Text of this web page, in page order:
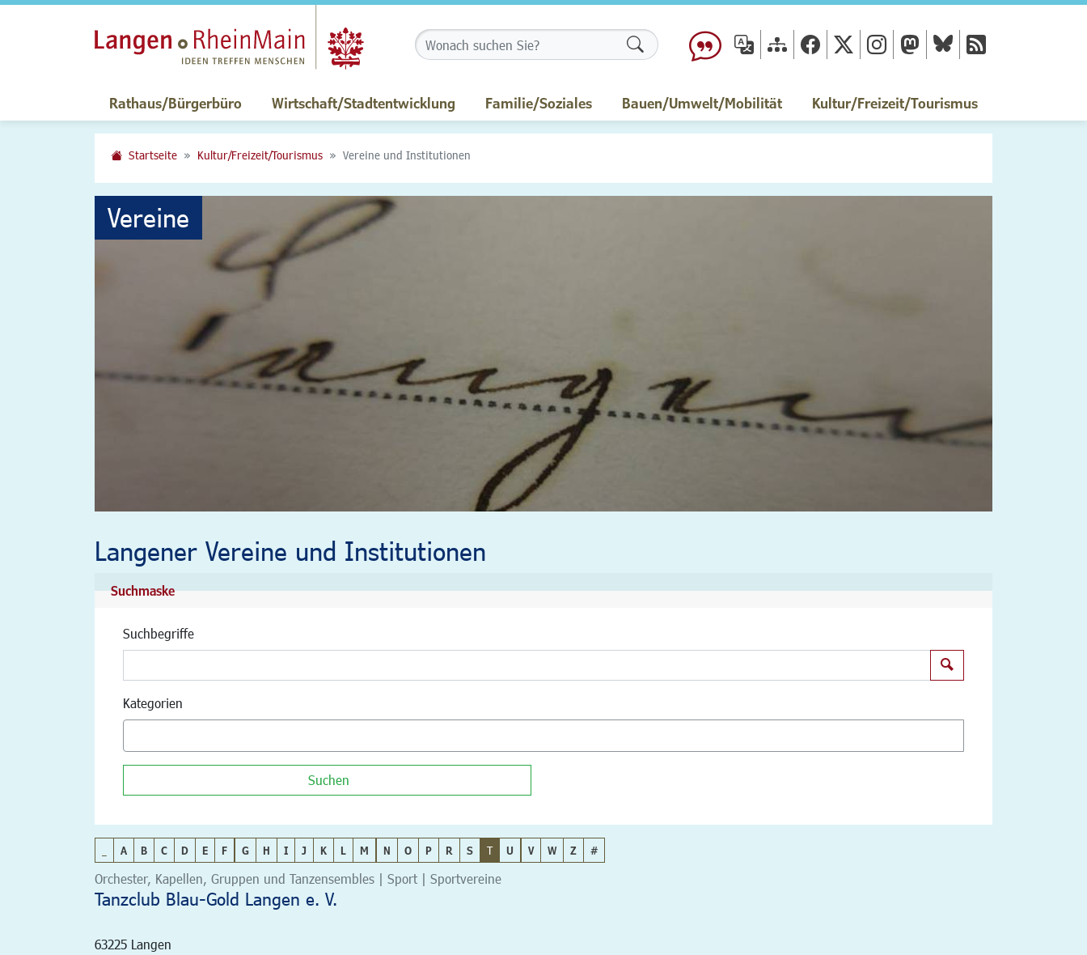
Formularschaltfläche
Rathaus/Bürgerbüro Wirtschaft/Stadtentwicklung Familie/Soziales Bauen/Umwelt/Mobilität Kultur/Freizeit/Tourismus
Startseite Kultur/Freizeit/Tourismus Vereine und Institutionen
Vereine
Langener Vereine und Institutionen
Suchmaske
Suchbegriffe
Kategorien
Suchen
A B C D E F G H I J K L M N O P R S T U V W Z #
Orchester, Kapellen, Gruppen und Tanzensembles | Sport | Sportvereine
Tanzclub Blau-Gold Langen e. V.
63225 Langen